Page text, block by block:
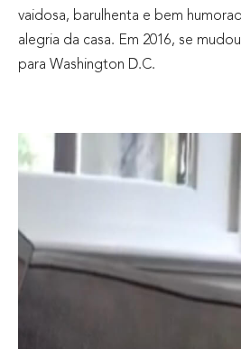
vaidosa, barulhenta e bem
alegria da casa. Em 2016, se
para Washington D.C.